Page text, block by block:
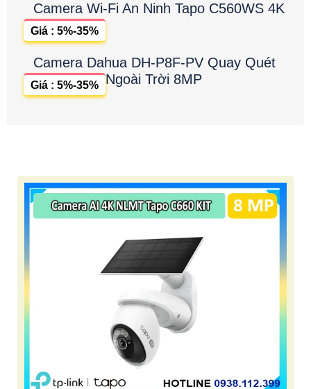
Camera Wi-Fi An Ninh Tapo C560WS 4K
Giá : 5%-35%
Camera Dahua DH-P8F-PV Quay Quét
Ngoài Trời 8MP
Giá : 5%-35%